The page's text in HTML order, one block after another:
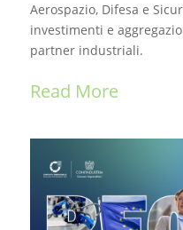
Aerospazio, Difesa e
investimenti e
partner industriali.
Read More